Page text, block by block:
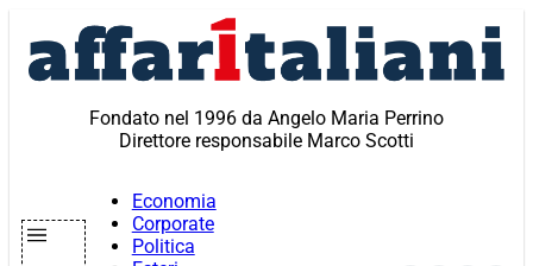
contenuto
Fondato nel 1996 da Angelo Maria Perrino
Direttore responsabile Marco Scotti
Economia
Corporate
Politica